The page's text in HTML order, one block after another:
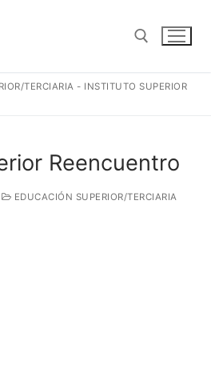
TERCIARIA - INSTITUTO SUPERIOR
Reencuentro
EDUCACIÓN SUPERIOR/TERCIARIA